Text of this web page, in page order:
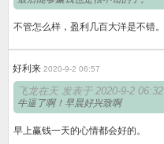
不管怎么样，盈利几百大洋是不错。
好利来 2020-9-2 06:57
飞龙在天 发表于 2020-9-2 06:32
牛逼了啊！早晨好兴致啊
早上赢钱一天的心情都会好的。